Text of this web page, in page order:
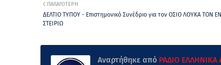
ΠΑΛΑΙΌΤΕΡΗ
ΔΕΛΤΙΟ ΤΥΠΟΥ - Επιστημονικό Συνέδριο για τον ΟΣΙΟ ΛΟΥΚΑ ΤΟΝ ΕΝ
ΣΤΕΙΡΙΩ
Αναρτήθηκε από ΡΑΔΙΟ ΕΛΛΗΝΙΚΑ